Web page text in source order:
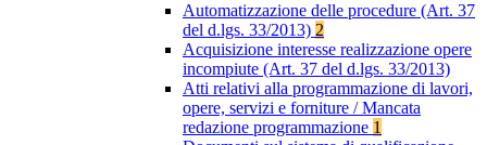
Automatizzazione delle procedure (Art. 37
del d.lgs. 33/2013) 2
Acquisizione interesse realizzazione opere
incompiute (Art. 37 del d.lgs. 33/2013)
Atti relativi alla programmazione di lavori,
opere, servizi e forniture / Mancata
redazione programmazione 1